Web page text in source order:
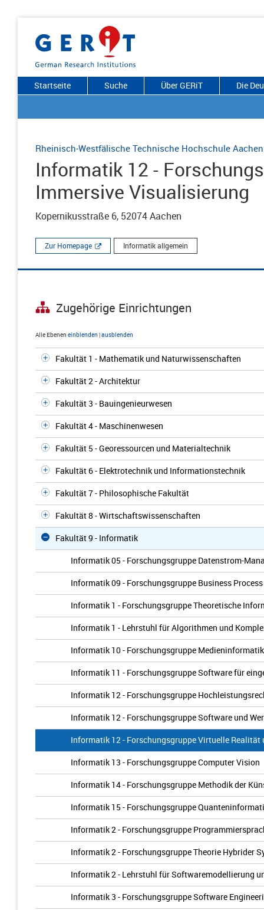
Startseite Suche Über GERiT Die
Rheinisch-Westfälische Technische Hochschule Aachen
Informatik 12 -
Immersive Visualisierung
Kopernikusstraße 6, 52074 Aachen
Zur Homepage Informatik allgemein
Zugehörige Einrichtungen
Alle Ebenen einblenden |ausblenden
Fakultät 1 - Mathematik und Naturwissenschaften
Fakultät 2 - Architektur
Fakultät 3 - Bauingenieurwesen
Fakultät 4 - Maschinenwesen
Fakultät 5 - Georessourcen und Materialtechnik
Fakultät 6 - Elektrotechnik und Informationstechnik
Fakultät 7 - Philosophische Fakultät
Fakultät 8 - Wirtschaftswissenschaften
Fakultät 9 - Informatik
Informatik 05 - Forschungsgruppe Datenstrom-
Informatik 09 - Forschungsgruppe Business
Informatik 1 - Forschungsgruppe Theoretische
Informatik 1 - Lehrstuhl für Algorithmen und
Informatik 10 - Forschungsgruppe
Informatik 11 - Forschungsgruppe Software für
Informatik 12 - Forschungsgruppe
Informatik 12 - Forschungsgruppe Software und
Informatik 12 - Forschungsgruppe Virtuelle
Informatik 13 - Forschungsgruppe Computer Vision
Informatik 14 - Forschungsgruppe Methodik der
Informatik 15 - Forschungsgruppe
Informatik 2 - Forschungsgruppe
Informatik 2 - Forschungsgruppe Theorie Hybrider
Informatik 2 - Lehrstuhl für Softwaremodellierung
Informatik 3 - Forschungsgruppe Software